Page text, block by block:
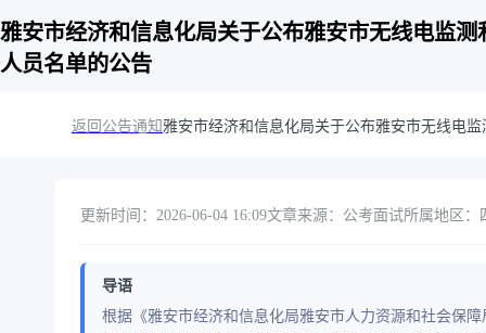
雅安市经济和信息化局关于公布雅安市无线电监
人员名单的公告
返回公告通知雅安市经济和信息化局关于公布雅安市无线电
更新时间：2026-06-04 16:09文章来源：公考面试所属地区：
导语
根据《雅安市经济和信息化局雅安市人力资源和社会保